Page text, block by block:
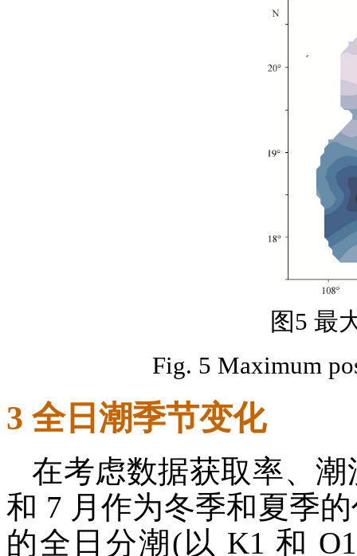
图5 最
Fig. 5 Maximum
3 全日潮季节变化
在考虑数据获取率、
和 7 月作为冬季和夏季
的全日分潮(以 K1 和